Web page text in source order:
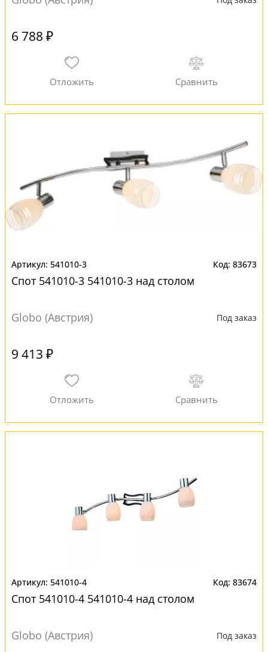
6 788 ₽
541010-3 83673
Спот 541010-3 541010-3 над столом
Globo (Австрия) Под заказ
9 413 ₽
541010-4 83674
Спот 541010-4 541010-4 над столом
Globo (Австрия) Под заказ